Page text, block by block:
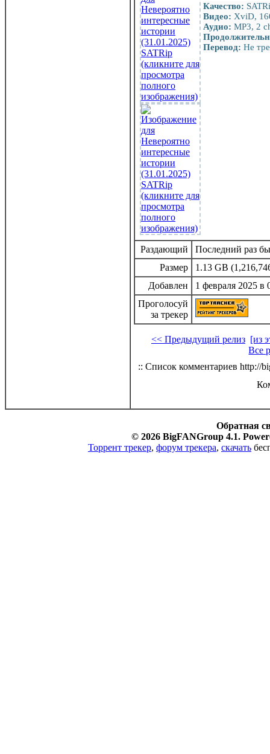
Качество:
Видео: XviD,
Аудио: MP3, 2
Перевод: Не
Раздающий
Последний раз
Размер
1.13 GB
Добавлен
1 февраля 2025 в
Проголосуй
за трекер
<< Предыдущий релиз [из
Все
:: Список комментариев http://
Обратная
© 2026 BigFANGroup 4.1.
Торрент трекер, форум трекера, скачать